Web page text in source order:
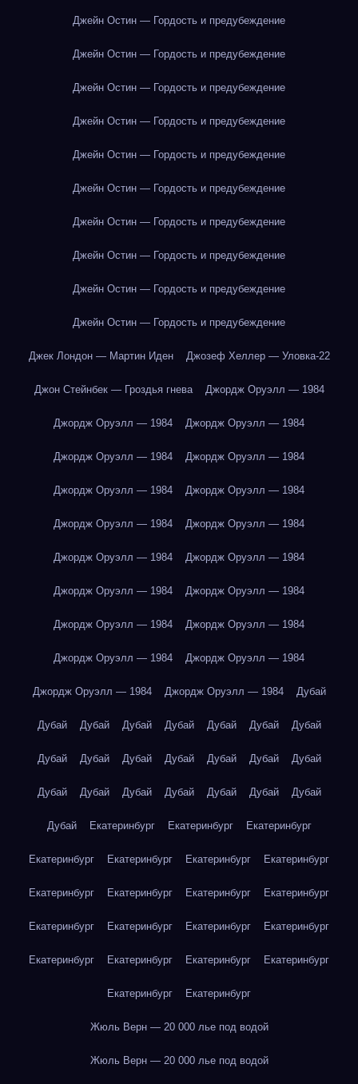
Джейн Остин — Гордость и предубеждение
Джейн Остин — Гордость и предубеждение
Джейн Остин — Гордость и предубеждение
Джейн Остин — Гордость и предубеждение
Джейн Остин — Гордость и предубеждение
Джейн Остин — Гордость и предубеждение
Джейн Остин — Гордость и предубеждение
Джейн Остин — Гордость и предубеждение
Джейн Остин — Гордость и предубеждение
Джейн Остин — Гордость и предубеждение
Джек Лондон — Мартин Иден Джозеф Хеллер — Уловка-22
Джон Стейнбек — Гроздья гнева Джордж Оруэлл — 1984
Джордж Оруэлл — 1984 Джордж Оруэлл — 1984
Джордж Оруэлл — 1984 Джордж Оруэлл — 1984
Джордж Оруэлл — 1984 Джордж Оруэлл — 1984
Джордж Оруэлл — 1984 Джордж Оруэлл — 1984
Джордж Оруэлл — 1984 Джордж Оруэлл — 1984
Джордж Оруэлл — 1984 Джордж Оруэлл — 1984
Джордж Оруэлл — 1984 Джордж Оруэлл — 1984
Джордж Оруэлл — 1984 Джордж Оруэлл — 1984
Джордж Оруэлл — 1984 Джордж Оруэлл — 1984 Дубай
Дубай Дубай Дубай Дубай Дубай Дубай Дубай
Дубай Дубай Дубай Дубай Дубай Дубай Дубай
Дубай Дубай Дубай Дубай Дубай Дубай Дубай
Дубай Екатеринбург Екатеринбург Екатеринбург
Екатеринбург Екатеринбург Екатеринбург Екатеринбург
Екатеринбург Екатеринбург Екатеринбург Екатеринбург
Екатеринбург Екатеринбург Екатеринбург Екатеринбург
Екатеринбург Екатеринбург Екатеринбург Екатеринбург
Екатеринбург Екатеринбург
Жюль Верн — 20 000 лье под водой
Жюль Верн — 20 000 лье под водой